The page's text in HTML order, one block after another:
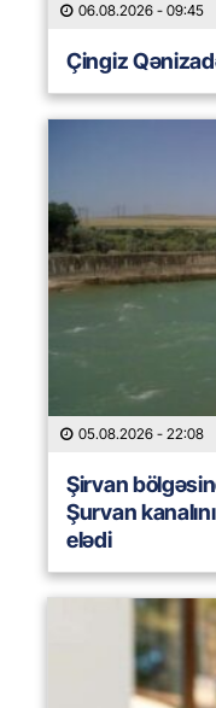
06.08.2026 - 09:45
Çingiz
05.08.2026 - 22:08
Şirvan
Şurvan
elədi